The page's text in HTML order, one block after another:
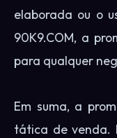
elaborada ou o
90K9.COM, a
para qualquer
Em suma, a
tática de venda.